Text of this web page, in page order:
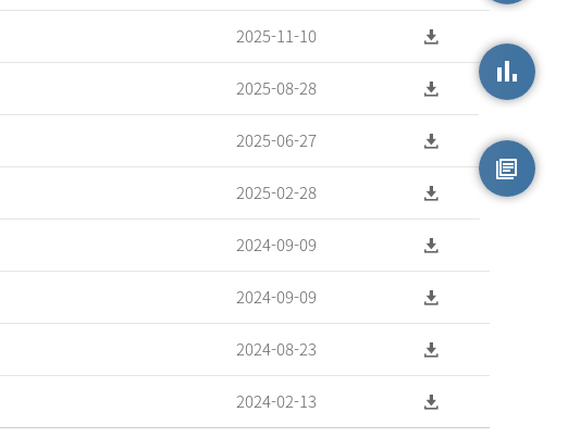
2025-11-10
2025-08-28
2025-06-27
2025-02-28
2024-09-09
2024-09-09
2024-08-23
2024-02-13